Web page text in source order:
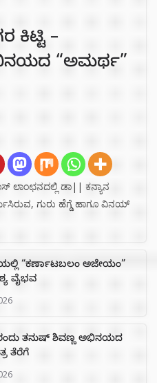
ಕಿಟ್ಟಿ –
“ಅಮರ್ಥ”
ಲಾಂಛನದಲ್ಲಿ ಡಾ|| ಕನ್ಯಾನ
ಗುರು ಹೆಗ್ಡೆ ಹಾಗೂ ವಿನಯ್
“ಕರ್ಣಾಟಬಲಂ ಅಜೇಯಂ”
ವೈಭವ
ತನುಷ್ ಶಿವಣ್ಣ ಅಭಿನಯದ
ತೆರೆಗೆ